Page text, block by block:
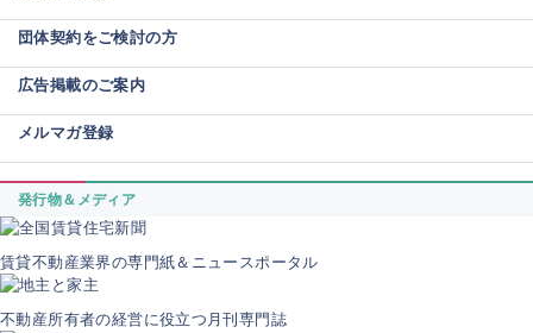
団体契約をご検討の方
広告掲載のご案内
メルマガ登録
発行物＆メディア
賃貸不動産業界の専門紙＆ニュースポータル
不動産所有者の経営に役立つ月刊専門誌